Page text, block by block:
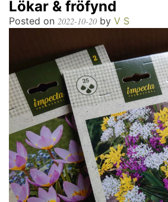
Lökar & fröfynd
Posted on 2022-10-20 by V S